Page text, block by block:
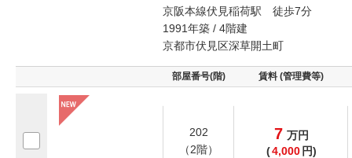
京阪本線伏見稲荷駅 徒歩7分
1991年築 / 4階建
京都市伏見区深草開土町
部屋番号(階) 賃料 (管理費等)
202
（2階）
7 万円
(4,000 円)